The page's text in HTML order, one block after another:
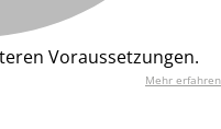
Voraussetzungen.
Mehr erfahren